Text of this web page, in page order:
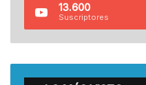
13.600
Suscriptores